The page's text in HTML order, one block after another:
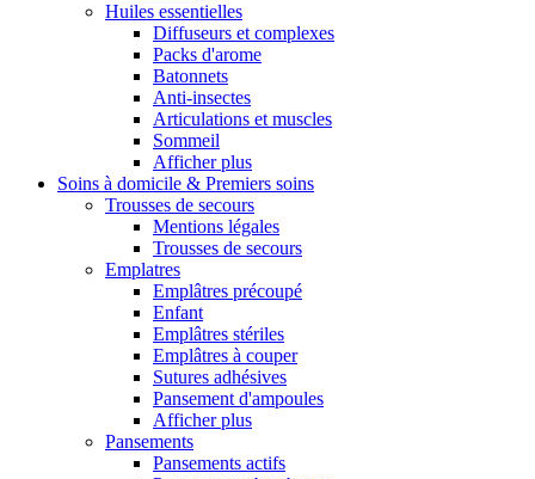
Huiles essentielles
Diffuseurs et complexes
Packs d'arome
Batonnets
Anti-insectes
Articulations et muscles
Sommeil
Afficher plus
Soins à domicile & Premiers soins
Trousses de secours
Mentions légales
Trousses de secours
Emplatres
Emplâtres précoupé
Enfant
Emplâtres stériles
Emplâtres à couper
Sutures adhésives
Pansement d'ampoules
Afficher plus
Pansements
Pansements actifs